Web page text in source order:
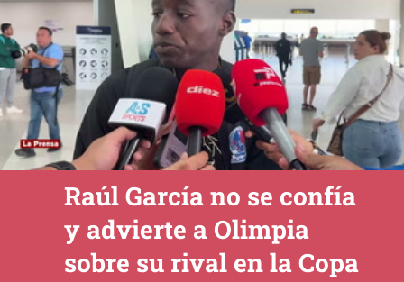
Raúl García no se confía
y advierte a Olimpia
sobre su rival en la Copa